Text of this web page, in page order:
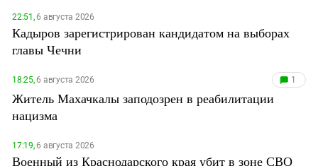
22:51,6 августа 2026
Кадыров зарегистрирован кандидатом на выборах
главы Чечни
18:25,6 августа 2026 1
Житель Махачкалы заподозрен в реабилитации
нацизма
17:19,6 августа 2026
Военный из Краснодарского края убит в зоне СВО